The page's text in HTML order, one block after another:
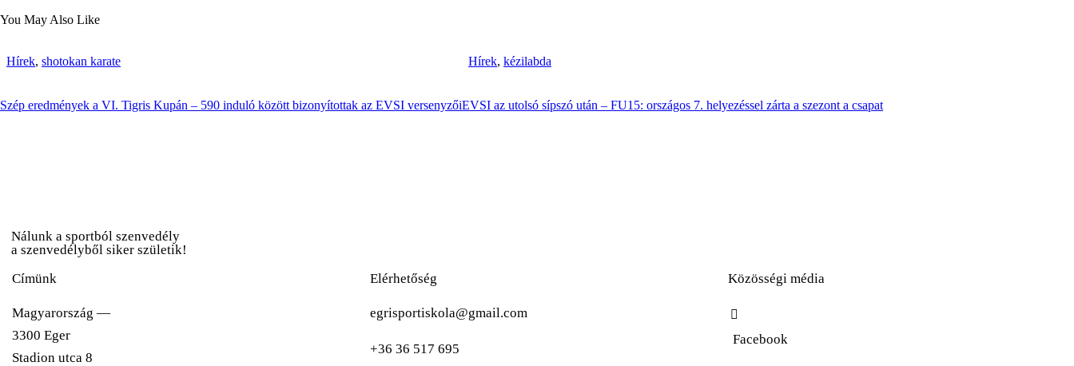
You May Also Like
Hírek, shotokan karate
Szép eredmények a VI. Tigris Kupán – 590 induló között bizonyítottak az EVSI versenyzői
Hírek, kézilabda
EVSI az utolsó sípszó után – FU15: országos 7. helyezéssel zárta a szezont a csapat
Nálunk a sportból szenvedély
a szenvedélyből siker születik!
Címünk
Magyarország —
3300 Eger
Stadion utca 8
Elérhetőség
egrisportiskola@gmail.com
+36 36 517 695
Közösségi média
Facebook